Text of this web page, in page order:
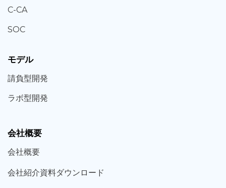
C-CA
SOC
モデル
請負型開発
ラボ型開発
会社概要
会社概要
会社紹介資料ダウンロード